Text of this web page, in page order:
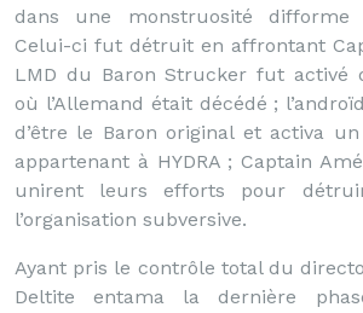
dans une monstruosité difforme
Celui-ci fut détruit en affrontant
LMD du Baron Strucker fut activé
où l’Allemand était décédé ;
d’être le Baron original et activa
appartenant à HYDRA ; Captain
unirent leurs efforts pour
l’organisation subversive.
Ayant pris le contrôle total du
Deltite entama la dernière